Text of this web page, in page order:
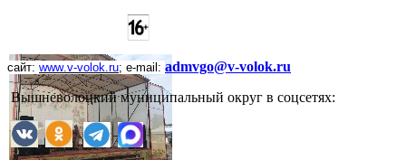
сайт: www.v-volok.ru; e-mail : admvgo@v-volok.ru
Вышневолоцкий муниципальный округ в соцсетях: